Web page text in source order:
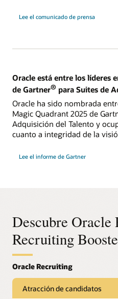
Lee el comunicado de prensa
Oracle está entre los líderes
de Gartner® para Suites de
Oracle ha sido nombrada
Magic Quadrant 2025 de
Adquisición del Talento y
cuanto a integridad de la
Lee el informe de Gartner
Descubre Oracle
Recruiting
Atracción de candidatos